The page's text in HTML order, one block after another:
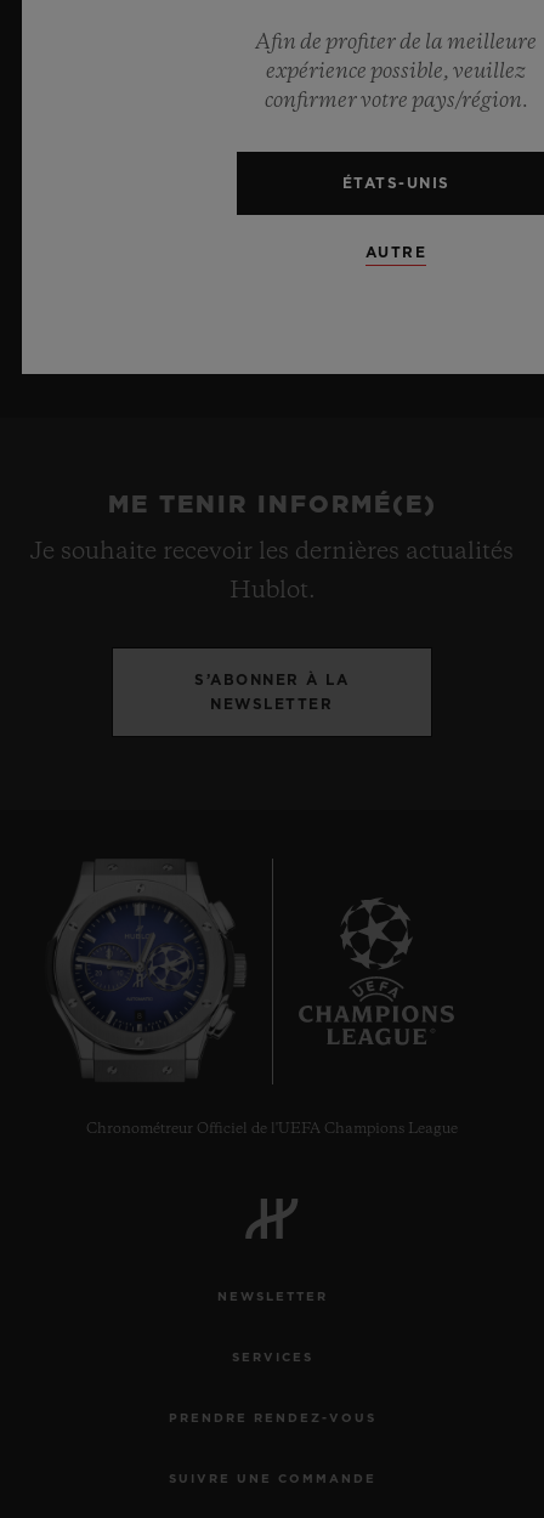
de designs d’exception et de matériaux
révolutionnaires. Et procure in fine une impression
ME TENIR INFORMÉ(E)
Je souhaite recevoir les dernières actualités
Hublot.
S’ABONNER À LA
NEWSLETTER
Chronométreur Officiel de l'UEFA Champions League
NEWSLETTER
SERVICES
PRENDRE RENDEZ-VOUS
SUIVRE UNE COMMANDE
Afin de profiter de la meilleure
expérience possible, veuillez
confirmer votre pays/région.
ÉTATS-UNIS
AUTRE